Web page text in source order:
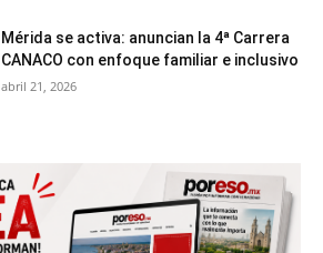
Mérida se activa: anuncian la 4ª Carrera
CANACO con enfoque familiar e inclusivo
abril 21, 2026